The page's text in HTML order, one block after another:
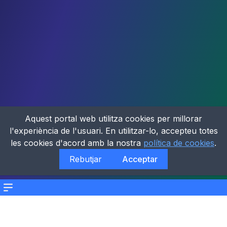
Menu
Aquest portal web utilitza cookies per millorar
l'experiència de l'usuari. En utilitzar-lo, accepteu totes
les cookies d'acord amb la nostra política de cookies.
Rebutjar
Acceptar